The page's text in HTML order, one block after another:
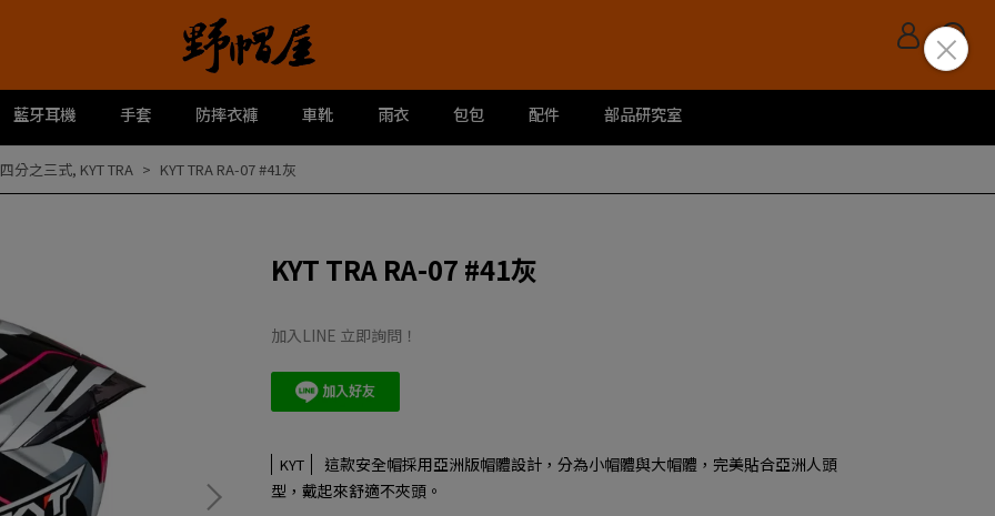
藍牙耳機 手套 防摔衣褲 車靴 雨衣 包包 配件 部品研究室
分之三式, KYT TRA KYT TRA RA-07 #41灰
KYT TRA RA-07 #41灰
加入LINE 立即詢問！
KYT
這款安全帽採用亞洲版帽體設計，分為小帽體與大帽體，完美貼合亞洲人頭
型，戴起來舒適不夾頭。